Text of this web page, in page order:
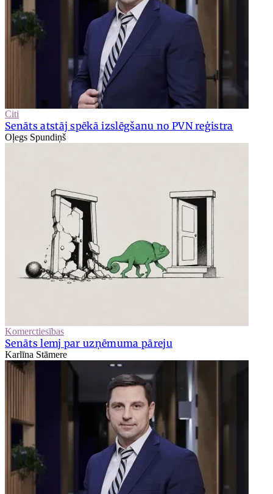
Citi
Senāts atstāj spēkā izslēgšanu no PVN reģistra
Oļegs Spundiņš
Komerctiesības
Senāts lemj par uzņēmuma pāreju
Karlīna Stāmere